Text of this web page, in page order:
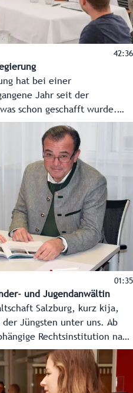
42:36
hat bei einer
Jahr seit der
schon geschafft wurde.
mehr nach vorne, welche
für das gesamte
O-Töne der
Wilfried Haslauer und
Marlene Svazek.
01:35
und Jugendanwältin
Salzburg, kurz kija,
Jüngsten unter uns. Ab
Rechtsinstitution nach
Die 40-jährige
übernimmt das Amt
von Juristin und Mediatorin